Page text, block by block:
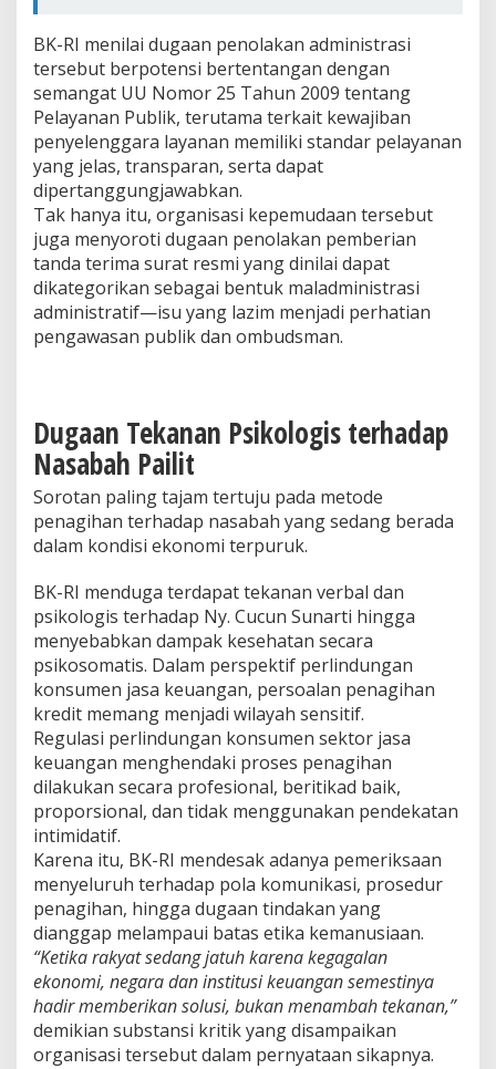
BK-RI menilai dugaan penolakan administrasi
tersebut berpotensi bertentangan dengan
semangat UU Nomor 25 Tahun 2009 tentang
Pelayanan Publik, terutama terkait kewajiban
penyelenggara layanan memiliki standar pelayanan
yang jelas, transparan, serta dapat
dipertanggungjawabkan.
Tak hanya itu, organisasi kepemudaan tersebut
juga menyoroti dugaan penolakan pemberian
tanda terima surat resmi yang dinilai dapat
dikategorikan sebagai bentuk maladministrasi
administratif—isu yang lazim menjadi perhatian
pengawasan publik dan ombudsman.
Dugaan Tekanan Psikologis terhadap
Nasabah Pailit
Sorotan paling tajam tertuju pada metode
penagihan terhadap nasabah yang sedang berada
dalam kondisi ekonomi terpuruk.
BK-RI menduga terdapat tekanan verbal dan
psikologis terhadap Ny. Cucun Sunarti hingga
menyebabkan dampak kesehatan secara
psikosomatis. Dalam perspektif perlindungan
konsumen jasa keuangan, persoalan penagihan
kredit memang menjadi wilayah sensitif.
Regulasi perlindungan konsumen sektor jasa
keuangan menghendaki proses penagihan
dilakukan secara profesional, beritikad baik,
proporsional, dan tidak menggunakan pendekatan
intimidatif.
Karena itu, BK-RI mendesak adanya pemeriksaan
menyeluruh terhadap pola komunikasi, prosedur
penagihan, hingga dugaan tindakan yang
dianggap melampaui batas etika kemanusiaan.
“Ketika rakyat sedang jatuh karena kegagalan
ekonomi, negara dan institusi keuangan semestinya
hadir memberikan solusi, bukan menambah tekanan,”
demikian substansi kritik yang disampaikan
organisasi tersebut dalam pernyataan sikapnya.